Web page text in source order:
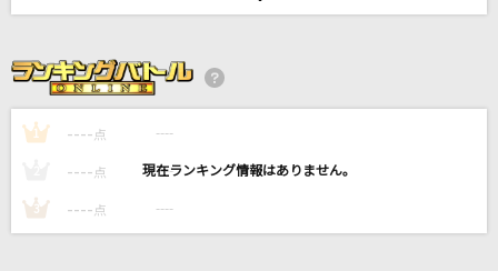
空扉
オレンジ
変態紳士クラブ
KANA-BOON
1 ---- 点 ----
---- 点 ----
3 ---- 点 ----